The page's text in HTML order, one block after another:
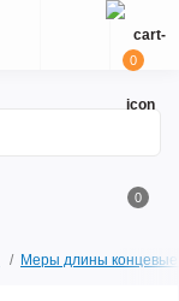
0
0
Меры длины